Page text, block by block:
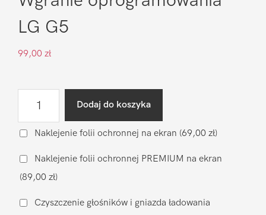
LG G5
99,00 zł
oprogramowania
G5
Dodaj do koszyka
Naklejenie folii ochronnej na ekran (69,00 zł)
Naklejenie folii ochronnej PREMIUM na ekran
(89,00 zł)
Czyszczenie głośników i gniazda ładowania